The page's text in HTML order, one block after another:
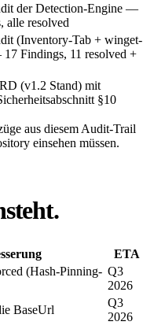
der Detection-Engine —
alle resolved
(Inventory-Tab + winget-
Findings, 11 resolved +
(v1.2 Stand) mit
§10
aus diesem Audit-Trail
einsehen müssen.
ETA
(Hash-Pinning- Q3
2026
BaseUrl
Q3
2026